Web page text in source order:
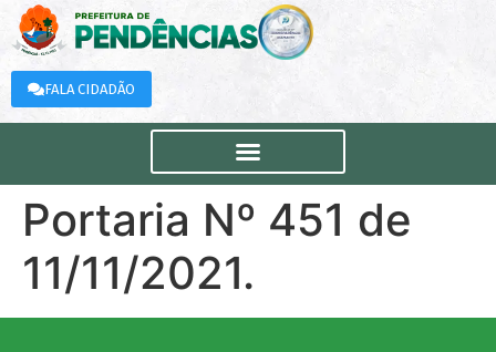
FALA CIDADÃO
Portaria Nº 451 de
11/11/2021.